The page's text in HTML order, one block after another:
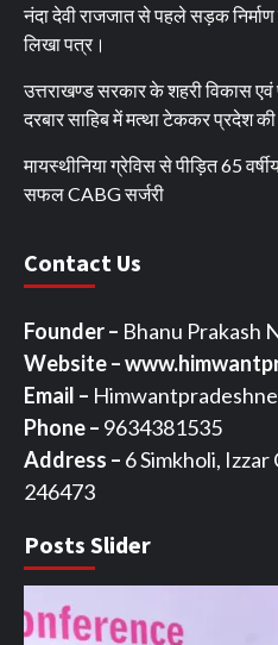
नंदा देवी राजजात से पहले सड़क
लिखा पत्र।
उत्तराखण्ड सरकार के शहरी विकास एवं
दरबार साहिब में मत्था टेककर प्रदेश
मायस्थीनिया ग्रेविस से पीड़ित 65
सफल CABG सर्जरी
Contact Us
Founder – Bhanu Prakash
Website –
Email –
Phone – 9634381535
Address – 6 Simkholi,
246473
Posts Slider